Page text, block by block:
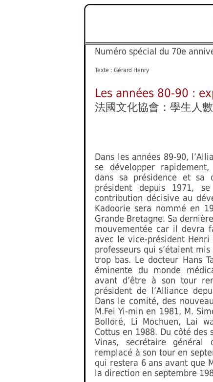
Numéro spécial du 70e
Texte : Gérard Henry
Les années 80-90 :
法國文化協會：學生人
Dans les années 89-90,
se développer
dans sa présidence et sa
président depuis 1971,
contribution décisive au
Kadoorie sera nommé en
Grande Bretagne. Sa
mouvementée car il devra
avec le vice-président
professeurs qui s’étaient
trop bas. Le docteur Hans
éminente du monde
avant d’être à son tour
président de l’Alliance
Dans le comité, des
M.Fei Yi-min en 1981, M.
Bolloré, Li Mochuen, Lai
Cottus en 1988. Du côté des
Vinas, secrétaire
remplacé à son tour en
qui restera 6 ans avant que
la direction en septembre